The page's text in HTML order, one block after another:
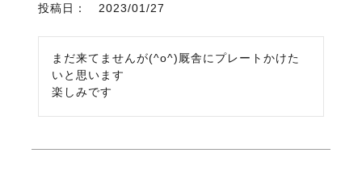
投稿日 2023/01/27
まだ来てませんが(^o^)厩舎にプレートかけた
いと思います
楽しみです